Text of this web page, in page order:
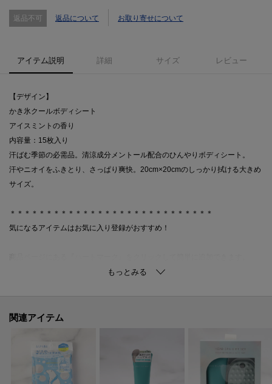
返品不可 返品について お取り寄せについて
アイテム説明 詳細 サイズ レビュー
【デザイン】
かき氷クールボディシート
アイスミントの香り
内容量：15枚入り
汗ばむ季節の必需品。清涼成分メントール配合のひんやりボディシート。
汗やニオイをふきとり、さっぱり爽快。20cm×20cmのしっかり拭ける大きめ
サイズ。
＊＊＊＊＊＊＊＊＊＊＊＊＊＊＊＊＊＊＊＊＊＊＊＊＊＊＊＊
気になるアイテムはお気に入り登録がおすすめ！
＊＊＊＊＊＊＊＊＊＊＊＊＊＊＊＊＊＊＊＊＊＊＊＊＊＊＊＊
※照明の関係により、実際よりも色味が違って見える場合があります。ま
た、パソコン・スマートフォンなどの環境により、若干製品と画像のカラー
関連アイテム